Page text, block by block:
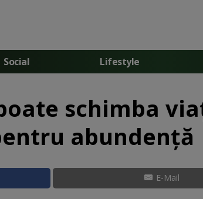
Social Lifestyle
schimba
abundență
E-Mail